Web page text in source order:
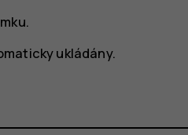
ukládány.